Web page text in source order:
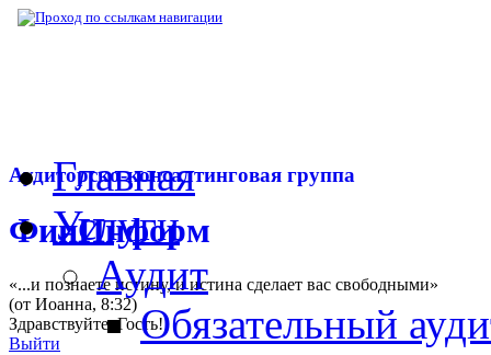
Аудиторско-консалтинговая группа
ФинИнформ
«...и познаете истину, и истина сделает вас свободными»
(от Иоанна, 8:32)
Здравствуйте,Гость!
Выйти
Главная
Услуги
Аудит
Обязательный